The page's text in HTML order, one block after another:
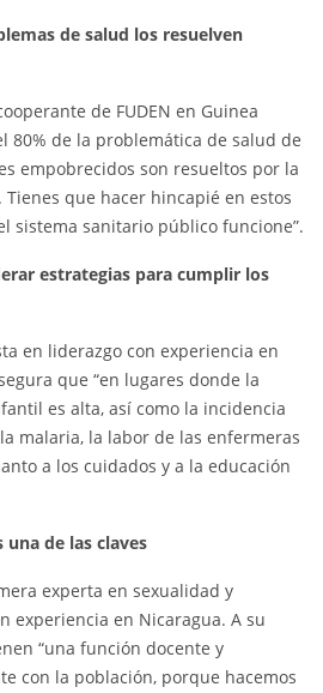
de salud los resuelven
de FUDEN en Guinea
80% de la problemática de salud de
empobrecidos son resueltos por la
que hacer hincapié en estos
sistema sanitario público funcione”.
estrategias para cumplir los
en liderazgo con experiencia en
que “en lugares donde la
es alta, así como la incidencia
malaria, la labor de las enfermeras
a los cuidados y a la educación
una de las claves
experta en sexualidad y
experiencia en Nicaragua. A su
“una función docente y
con la población, porque hacemos